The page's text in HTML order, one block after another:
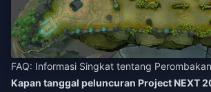
FAQ: Informasi Singkat tentang Perombakan
Kapan tanggal peluncuran Project NEXT